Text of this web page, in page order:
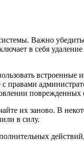
Важно
в себя
встроенные
с правами
их заново. В
в силу.